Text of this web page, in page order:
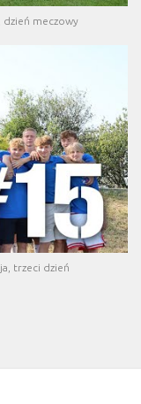
dzień meczowy
trzeci dzień